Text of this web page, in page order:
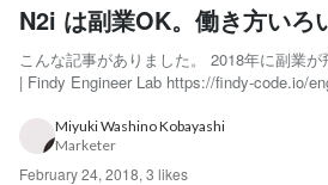
N2i は副業OK。働き方いろ
こんな記事がありました。 2018年に副業
| Findy Engineer Lab https://findy-code.io/
す。 以前社内でアンケートを...
Miyuki Washino Kobayashi
Marketer
February 24, 2018, 3 likes